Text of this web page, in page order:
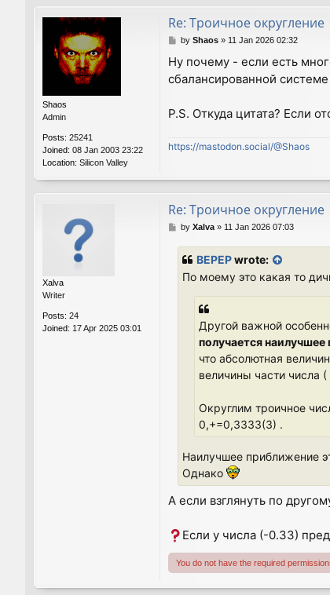
Shaos
Admin
Posts: 25241
Joined: 08 Jan 2003 23:22
Location: Silicon Valley
Re: Троичное округление
P
s
t
by Shaos» 11 Jan 2026 02:32
Ну почему - если есть
сбалансированной
P.S. Откуда цитата? Если
https://mastodon.social/@Shaos
Xalva
Writer
Posts: 24
Joined: 17 Apr 2025 03:01
Re: Троичное округление
Pby Xalva» 11 Jan 2026 07:03
BEPEPwrote:
По моему это какая то
Другой важной
получается
что абсолютная
величины части числа
Округлим троичное
0,+=0,3333(3) .
Наилучшее приближение
Однако
А если взглянуть по
Если у числа (-0.33)
You do not have the required